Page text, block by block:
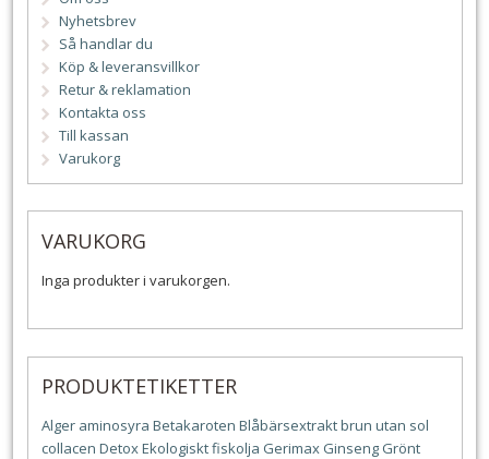
Nyhetsbrev
Så handlar du
Köp & leveransvillkor
Retur & reklamation
Kontakta oss
Till kassan
Varukorg
VARUKORG
Inga produkter i varukorgen.
PRODUKTETIKETTER
Alger aminosyra Betakaroten Blåbärsextraktbrun utan sol
collacen DetoxEkologisktfiskolja Gerimax Ginseng Grönt